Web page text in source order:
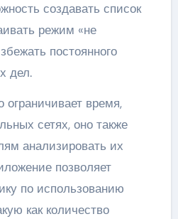
создавать список
режим «не
постоянного
дел.
время,
сетях, оно также
анализировать их
позволяет
по использованию
как количество